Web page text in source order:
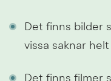
Det finns bilder
vissa saknar